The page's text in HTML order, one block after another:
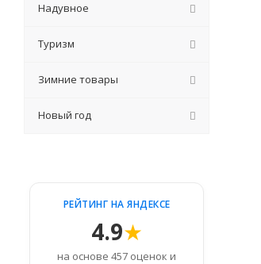
Надувное
Туризм
Зимние товары
Новый год
РЕЙТИНГ НА ЯНДЕКСЕ
4.9★
на основе 457 оценок и